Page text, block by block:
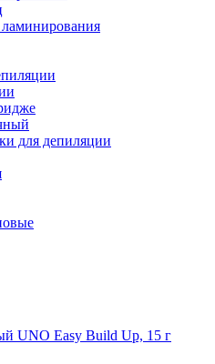
для депиляции